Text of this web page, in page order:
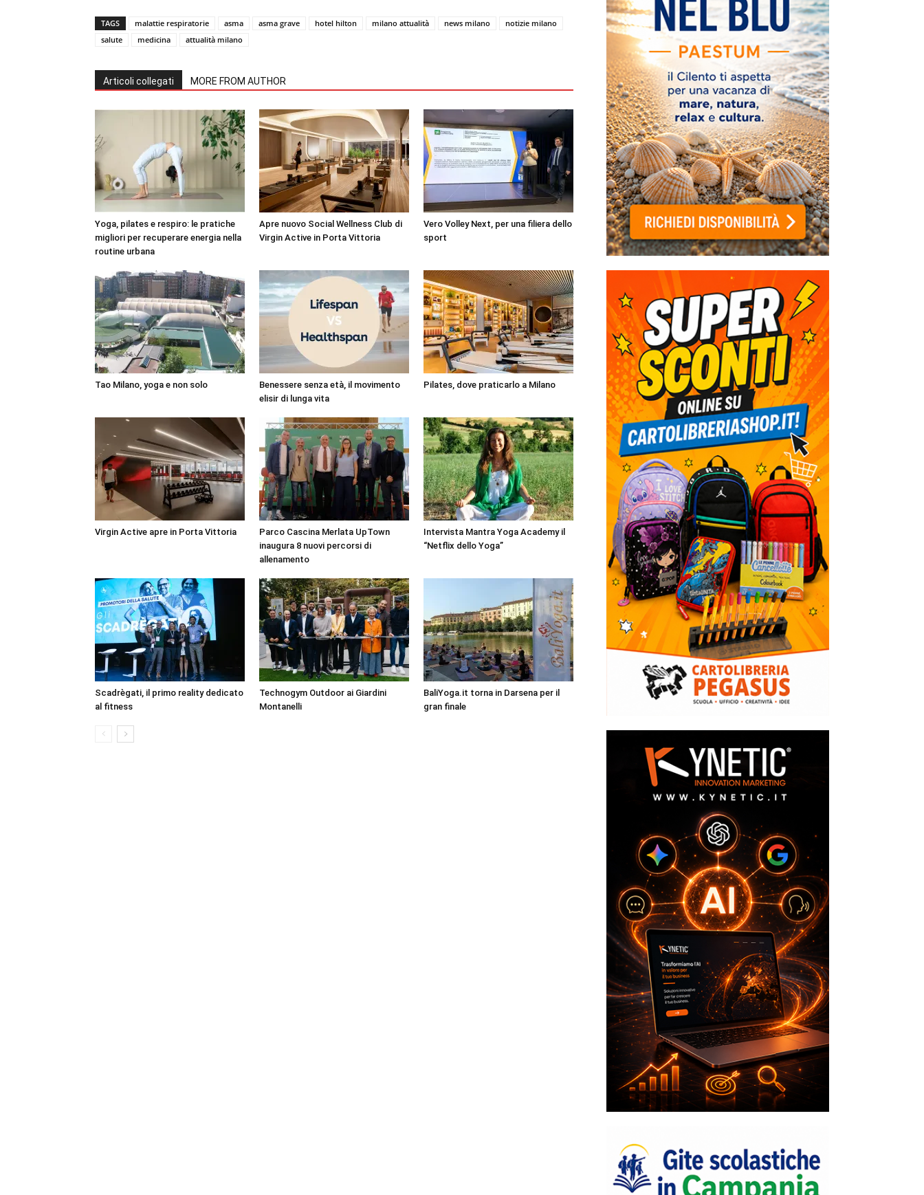
TAGS malattie respiratorie asma asma grave hotel hilton milano attualità news milano
notizie milano
salute
medicina attualità milano
Articoli collegati MORE FROM AUTHOR
Yoga, pilates e respiro: le pratiche
migliori per recuperare energia nella
routine urbana
Apre nuovo Social Wellness Club di
Virgin Active in Porta Vittoria
Vero Volley Next, per una filiera dello
sport
Tao Milano, yoga e non solo
Benessere senza età, il movimento
elisir di lunga vita
Pilates, dove praticarlo a Milano
Virgin Active apre in Porta Vittoria
Parco Cascina Merlata UpTown
inaugura 8 nuovi percorsi di
allenamento
Intervista Mantra Yoga Academy il
“Netflix dello Yoga”
Scadrègati, il primo reality dedicato
al fitness
Technogym Outdoor ai Giardini
Montanelli
BaliYoga.it torna in Darsena per il
gran finale